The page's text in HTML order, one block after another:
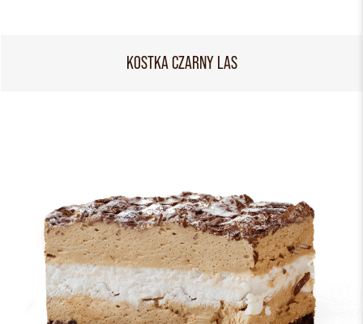
KOSTKA CZARNY LAS